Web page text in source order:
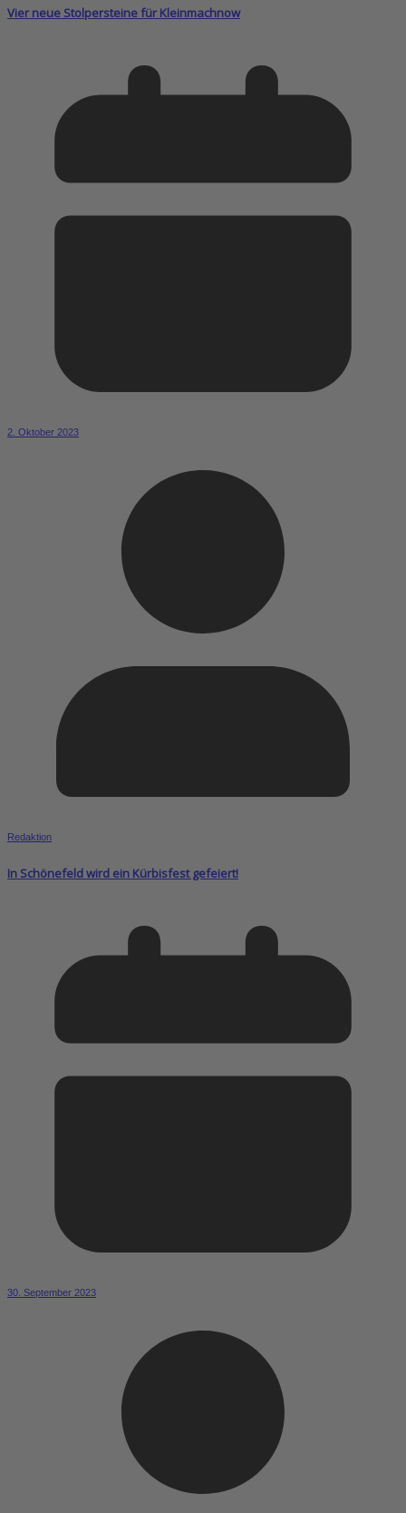
Vier neue Stolpersteine für Kleinmachnow
2. Oktober 2023
Redaktion
In Schönefeld wird ein Kürbisfest gefeiert!
30. September 2023